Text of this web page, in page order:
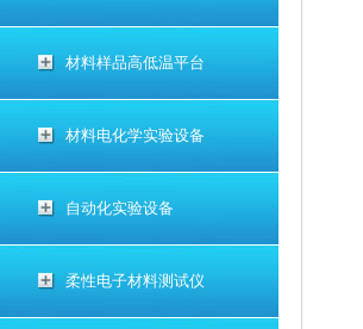
材料样品高低温平台
材料电化学实验设备
自动化实验设备
柔性电子材料测试仪